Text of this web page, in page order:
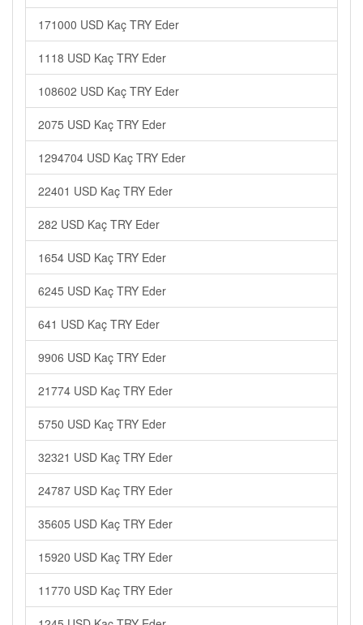
171000 USD Kaç TRY Eder
1118 USD Kaç TRY Eder
108602 USD Kaç TRY Eder
2075 USD Kaç TRY Eder
1294704 USD Kaç TRY Eder
22401 USD Kaç TRY Eder
282 USD Kaç TRY Eder
1654 USD Kaç TRY Eder
6245 USD Kaç TRY Eder
641 USD Kaç TRY Eder
9906 USD Kaç TRY Eder
21774 USD Kaç TRY Eder
5750 USD Kaç TRY Eder
32321 USD Kaç TRY Eder
24787 USD Kaç TRY Eder
35605 USD Kaç TRY Eder
15920 USD Kaç TRY Eder
11770 USD Kaç TRY Eder